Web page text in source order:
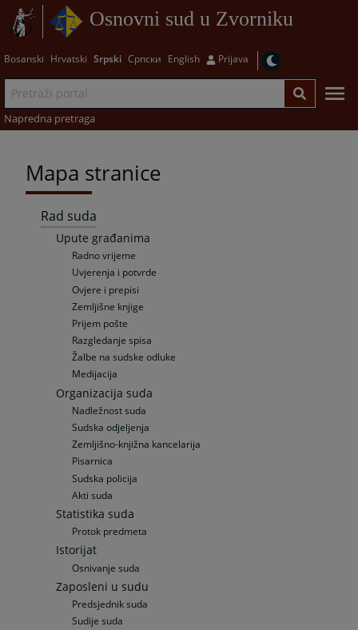
Osnovni sud u Zvorniku
Bosanski Hrvatski Srpski Српски English Prijava
Napredna pretraga
Mapa stranice
Rad suda
Upute građanima
Radno vrijeme
Uvjerenja i potvrde
Ovjere i prepisi
Zemljišne knjige
Prijem pošte
Razgledanje spisa
Žalbe na sudske odluke
Medijacija
Organizacija suda
Nadležnost suda
Sudska odjeljenja
Zemljišno-knjižna kancelarija
Pisarnica
Sudska policija
Akti suda
Statistika suda
Protok predmeta
Istorijat
Osnivanje suda
Zaposleni u sudu
Predsjednik suda
Sudije suda